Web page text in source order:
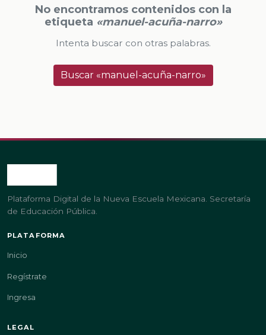
No encontramos contenidos con la
etiqueta «manuel-acuña-narro»
Intenta buscar con otras palabras.
Buscar «manuel-acuña-narro»
Plataforma Digital de la Nueva Escuela Mexicana. Secretaría
de Educación Pública.
PLATAFORMA
Inicio
Regístrate
Ingresa
LEGAL